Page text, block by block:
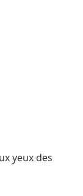
yeux des